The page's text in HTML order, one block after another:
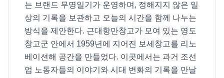
는 브랜드 무명일기가 운영하며, 정해지지 않은 일
상의 기록을 보관하고 오늘의 시간을 함께 나누는
방식을 제안한다. 근대항만창고가 모여 있는 영도
창고군 안에서 1959년에 지어진 보세창고를 리노
베이션해 공간을 만들었다. 이곳에서는 과거 조선
업 노동자들의 이야기와 시대 변화의 기록을 만날